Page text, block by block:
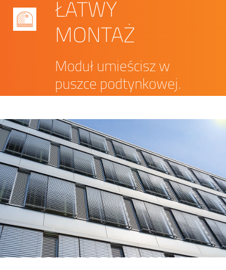
ŁATWY
MONTAŻ
Moduł umieścisz w
puszce podtynkowej.